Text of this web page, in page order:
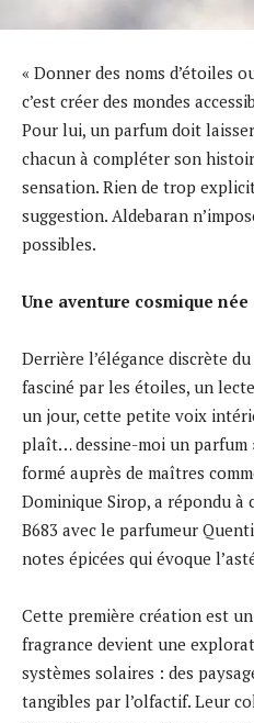
« Donner des noms d’étoiles
c’est créer des mondes
Pour lui, un parfum doit
chacun à compléter son
sensation. Rien de trop
suggestion. Aldebaran
possibles.
Une aventure cosmique née
Derrière l’élégance discrète
fasciné par les étoiles, un
un jour, cette petite voix
plaît… dessine-moi un parfum
formé auprès de maîtres
Dominique Sirop, a répondu à
B683 avec le parfumeur
notes épicées qui évoque
Cette première création est
fragrance devient une
systèmes solaires : des
tangibles par l’olfactif. Leur